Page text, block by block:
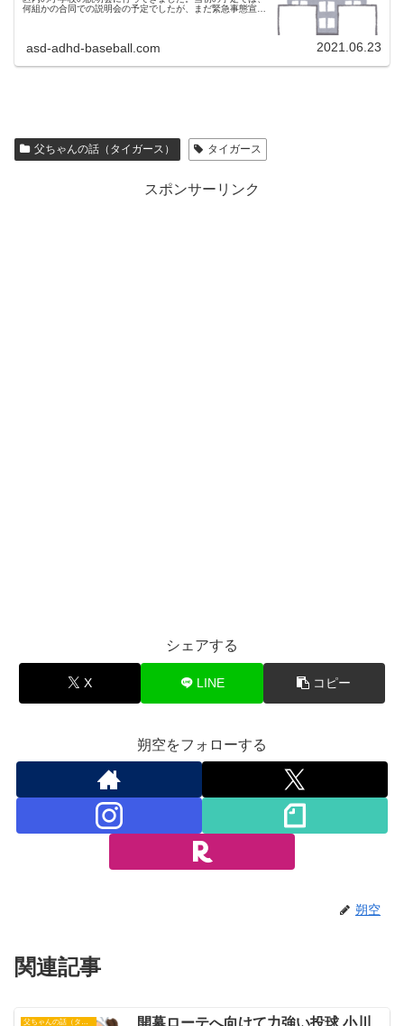
何組かの合同での説明会の予定でしたが、まだ緊急事態宣言
asd-adhd-baseball.com 2021.06.23
父ちゃんの話（タイガース） タイガース
スポンサーリンク
シェアする
X LINE コピー
朔空をフォローする
朔空
関連記事
父ちゃんの話（タイガース）